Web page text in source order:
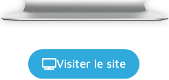
Visiter le site